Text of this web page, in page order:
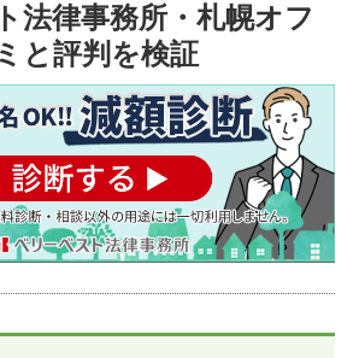
法律事務所・札幌オフ
と評判を検証